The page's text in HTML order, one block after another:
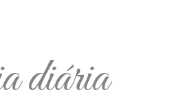
diária